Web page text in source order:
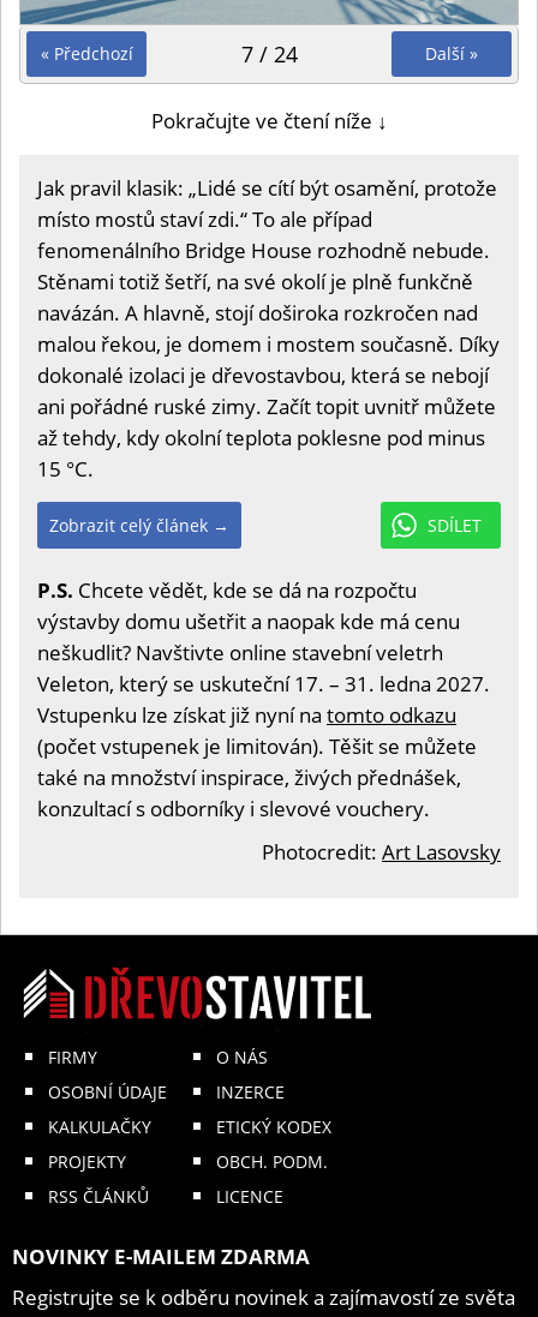
« Předchozí Další »
7 / 24
Pokračujte ve čtení níže ↓
Jak pravil klasik: „Lidé se cítí být osamění, protože
místo mostů staví zdi.“ To ale případ
fenomenálního Bridge House rozhodně nebude.
Stěnami totiž šetří, na své okolí je plně funkčně
navázán. A hlavně, stojí doširoka rozkročen nad
malou řekou, je domem i mostem současně. Díky
dokonalé izolaci je dřevostavbou, která se nebojí
ani pořádné ruské zimy. Začít topit uvnitř můžete
až tehdy, kdy okolní teplota poklesne pod minus
15 °C.
SDÍLET
Zobrazit celý článek →
P.S. Chcete vědět, kde se dá na rozpočtu
výstavby domu ušetřit a naopak kde má cenu
neškudlit? Navštivte online stavební veletrh
Veleton, který se uskuteční 17. – 31. ledna 2027.
Vstupenku lze získat již nyní na tomto odkazu
(počet vstupenek je limitován). Těšit se můžete
také na množství inspirace, živých přednášek,
konzultací s odborníky i slevové vouchery.
Photocredit: Art Lasovsky
FIRMY
OSOBNÍ ÚDAJE
KALKULAČKY
PROJEKTY
RSS ČLÁNKŮ
O NÁS
INZERCE
ETICKÝ KODEX
OBCH. PODM.
LICENCE
NOVINKY E-MAILEM ZDARMA
Registrujte se k odběru novinek a zajímavostí ze světa